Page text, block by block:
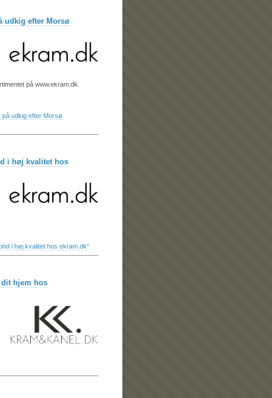
udkig efter Morsø
på www.ekram.dk.
udkig efter Morsø
i høj kvalitet hos
i høj kvalitet hos ekram.dk"
hjem hos